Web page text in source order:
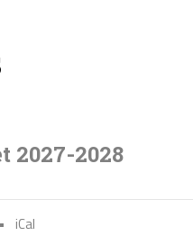
2027-2028
• iCal